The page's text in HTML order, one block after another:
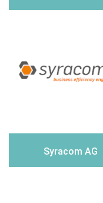
Syracom AG